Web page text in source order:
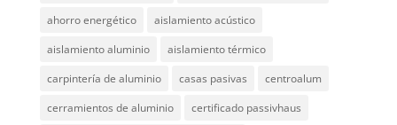
ahorro energético
aislamiento acústico
aislamiento aluminio
aislamiento térmico
carpintería de aluminio
casas pasivas
centroalum
cerramientos de aluminio
certificado passivhaus